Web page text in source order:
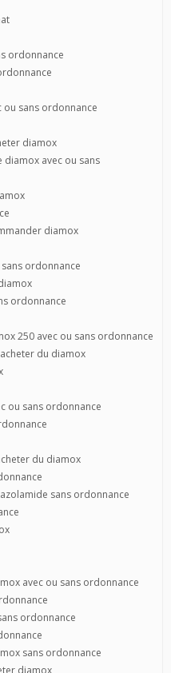
ordonnance
sans ordonnance
diamox
diamox avec ou sans
diamox
ordonnance
ordonnance
250 avec ou sans ordonnance
du diamox
ou sans ordonnance
du diamox
sans ordonnance
avec ou sans ordonnance
ordonnance
sans ordonnance
diamox